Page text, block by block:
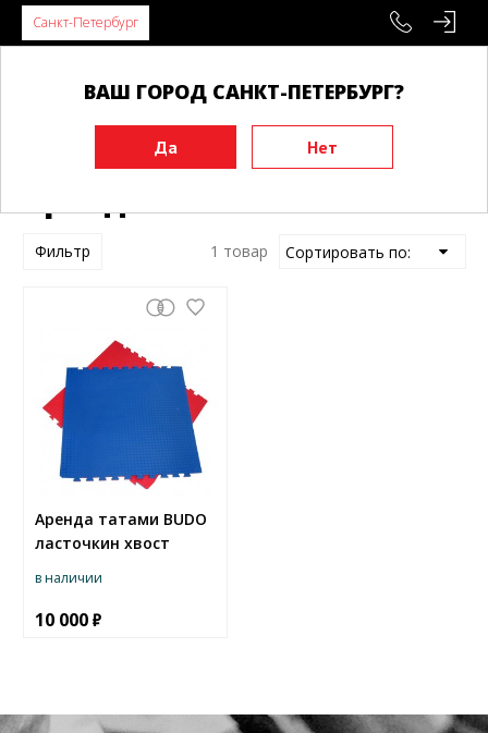
Санкт-Петербург
ВАШ ГОРОД САНКТ-ПЕТЕРБУРГ?
Главная
Инвентарь
Будоматы, татами, додянги
Аренда
Фильтр 1 товар
Аренда татами BUDO
ласточкин хвост
в наличии
10 000